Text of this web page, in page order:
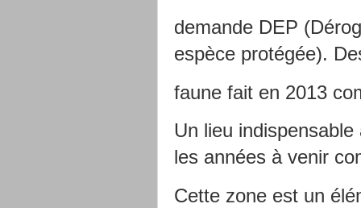
demande DEP
espèce protégée).
faune fait en 2013
Un lieu
les années à venir
Cette zone est un